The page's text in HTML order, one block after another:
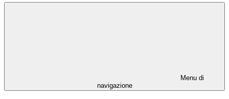
Menu di
navigazione